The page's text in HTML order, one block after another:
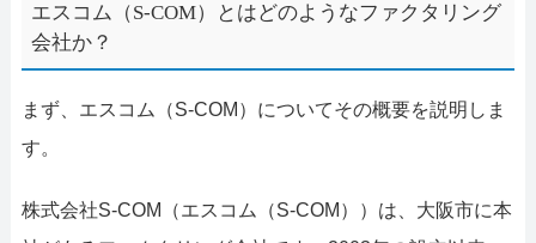
エスコム（S-COM）とはどのようなファクタリング
会社か？
まず、エスコム（S-COM）についてその概要を説明しま
す。
株式会社S-COM（エスコム（S-COM））は、大阪市に本